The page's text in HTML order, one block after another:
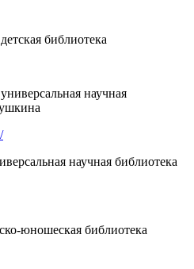
библиотека
научная
научная библиотека
юношеская библиотека